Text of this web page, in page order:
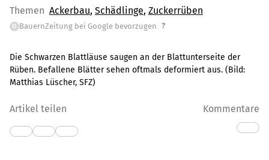
Themen Ackerbau Schädlinge Zuckerrüben
G BauernZeitung bei Google bevorzugen ?
Die Schwarzen Blattläuse saugen an der Blattunterseite der
Rüben. Befallene Blätter sehen oftmals deformiert aus. (Bild:
Matthias Lüscher, SFZ)
Artikel teilen Kommentare